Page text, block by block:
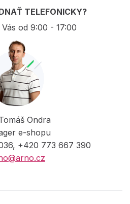
TELEFONICKY?
od 9:00 - 17:00
Ondra
e-shopu
+420 773 667 390